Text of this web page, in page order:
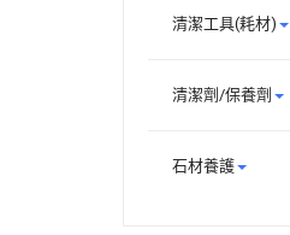
清潔工具(耗材)
清潔劑/保養劑
石材養護